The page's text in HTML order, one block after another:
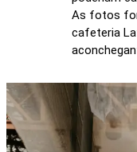
As fotos
cafeteria